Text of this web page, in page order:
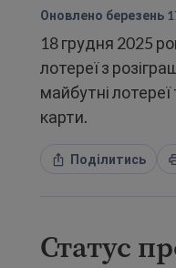
Оновлено березень
18 грудня 2025
лотереї з
майбутні
карти.
Поділитись
Статус